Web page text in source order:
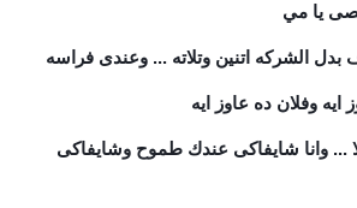
يا مي
بدل الشركه اتنين وتلاته ... وعندى فراسه
ايه وفلان ده عاوز ايه
... وانا شايفاكى عندك طموح وشايفاكى